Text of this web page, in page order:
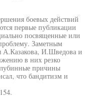
боевых действий
первые публикации
посвященные или
Заметным
А.Казакова, И.Шведова и
в них резко
причины
что бандитизм и